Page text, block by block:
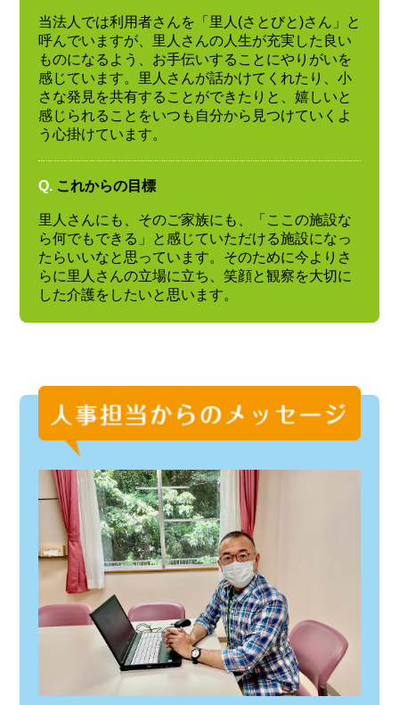
当法人では利用者さんを「里人(さとびと)さん」と
呼んでいますが、里人さんの人生が充実した良い
ものになるよう、お手伝いすることにやりがいを
感じています。里人さんが話かけてくれたり、小
さな発見を共有することができたりと、嬉しいと
感じられることをいつも自分から見つけていくよ
う心掛けています。
Q. これからの目標
里人さんにも、そのご家族にも、「ここの施設な
ら何でもできる」と感じていただける施設になっ
たらいいなと思っています。そのために今よりさ
らに里人さんの立場に立ち、笑顔と観察を大切に
した介護をしたいと思います。